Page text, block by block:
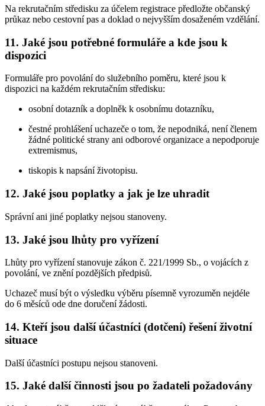
Na rekrutačním středisku za účelem registrace předložte občanský
průkaz nebo cestovní pas a doklad o nejvyšším dosaženém vzdělání.
11. Jaké jsou potřebné formuláře a kde jsou k
dispozici
Formuláře pro povolání do služebního poměru, které jsou k
dispozici na každém rekrutačním středisku:
osobní dotazník a doplněk k osobnímu dotazníku,
čestné prohlášení uchazeče o tom, že nepodniká, není členem
žádné politické strany ani odborové organizace a nepodporuje
extremismus,
tiskopis k napsání životopisu.
12. Jaké jsou poplatky a jak je lze uhradit
Správní ani jiné poplatky nejsou stanoveny.
13. Jaké jsou lhůty pro vyřízení
Lhůty pro vyřízení stanovuje zákon č. 221/1999 Sb., o vojácích z
povolání, ve znění pozdějších předpisů.
Uchazeč musí být o výsledku výběru písemně vyrozuměn nejdéle
do 6 měsíců ode dne doručení žádosti.
14. Kteří jsou další účastníci (dotčení) řešení životní
situace
Další účastníci postupu nejsou stanoveni.
15. Jaké další činnosti jsou po žadateli požadovány